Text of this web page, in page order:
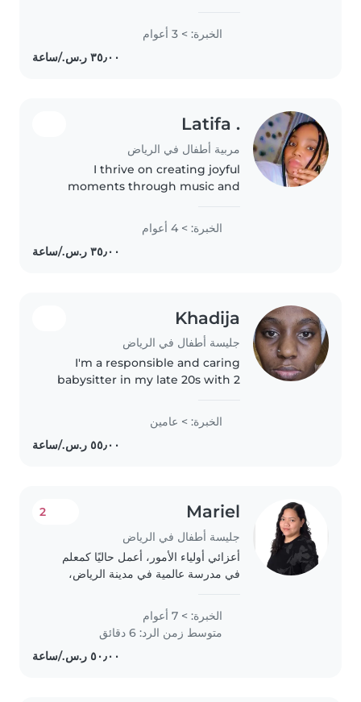
teaching through language,
music, and games while keeping
الخبرة: > 3 أعوام
. Latifa
مربية أطفال في الرياض
I thrive on creating joyful
moments through music and
experience caring for babies and
toddlers, I'm a caring and
attentive *nounou* who enjoys
الخبرة: > 4 أعوام
Khadija
جليسة أطفال في الرياض
I'm a responsible and caring
babysitter in my late 20s with 2
babies and teenagers. I'm
comfortable with pets and
happy to help with light chores...
الخبرة: > عامين
Mariel
جليسة أطفال في الرياض
2
أعزائي أولياء الأمور، أعمل حاليًا كمعلم
في مدرسة عالمية في مدينة الرياض،
خبرة تزيد عن 7 سنوات في مجال
التدريس، كما أنني حاصل على رخصة
تدريس من ولاية..
الخبرة: > 7 أعوام
متوسط زمن الرد: 6 دقائق